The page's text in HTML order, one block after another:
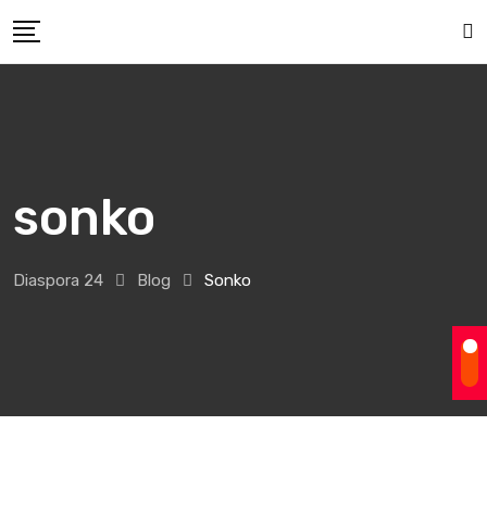
to
sonko
Diaspora 24 Blog Sonko